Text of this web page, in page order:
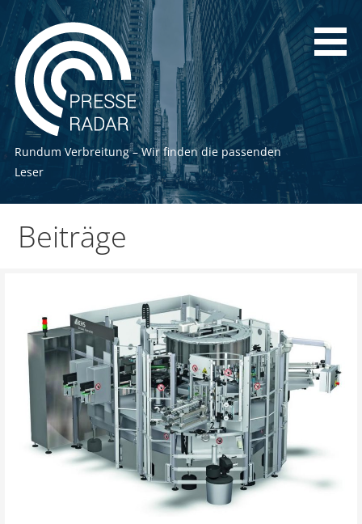
Zum
Inhalt
springen
Rundum Verbreitung – Wir finden die passenden
Leser
Beiträge